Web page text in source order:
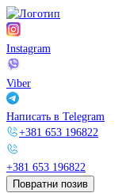
Instagram
Viber
Написать в Telegram
+381 653 196822
+381 653 196822
Повратни позив